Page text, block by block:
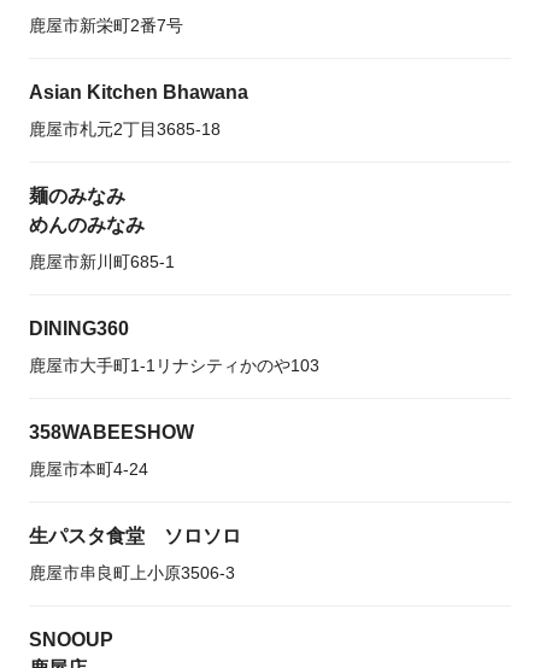
鹿屋市新栄町2番7号
Asian Kitchen Bhawana
鹿屋市札元2丁目3685-18
麺のみなみ
めんのみなみ
鹿屋市新川町685-1
DINING360
鹿屋市大手町1-1リナシティかのや103
358WABEESHOW
鹿屋市本町4-24
生パスタ食堂 ソロソロ
鹿屋市串良町上小原3506-3
SNOOUP